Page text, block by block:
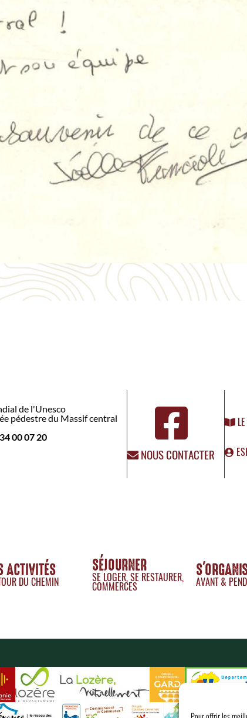
de l'Unesco
pédestre du Massif central
00 07 20
NOUS CONTACTER
ACTIVITÉS
DU CHEMIN
SÉJOURNER
SE LOGER, SE RESTAURER,
COMMERCES AVANT &